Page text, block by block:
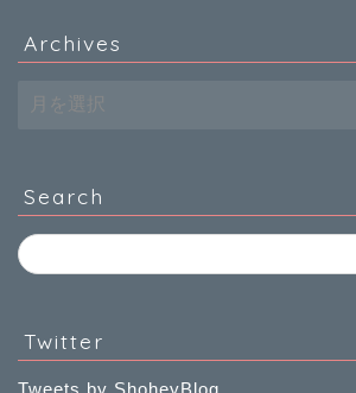
Archives
Search
Twitter
Tweets by ShoheyBlog